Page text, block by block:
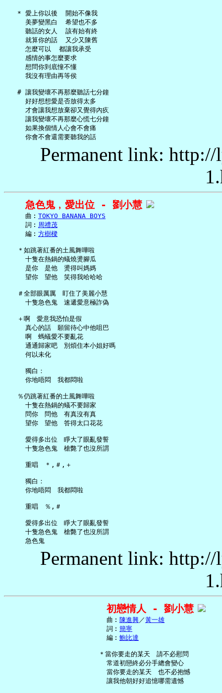
   * 愛上你以後  開始不像我
     美夢變黑白  希望也不多
     聽話的女人  該有始有終
     就算你的話  又少又陳舊
     怎麼可以  都讓我承受
     感情的事怎麼要求
     想問你到底憧不懂
     我沒有理由再等侯
   # 讓我變壞不再那麼聽話七分鐘
     好好想想愛是否放得太多
     才會讓我想放棄卻又覺得內疚
     讓我變壞不再那麼心慌七分鐘
     如果換個情人心會不會痛
Permanent link:
急色鬼﹐愛出位 - 劉小慧
     曲︰
TOKYO BANANA BOYS
     詞︰
周禮茂
     編︰
方樹樑
   ＊如跳著紅番的土風舞嘩啦
     十隻在熱鍋的蟻燒燙腳瓜
     是你　是他　燙得叫媽媽
     望你　望他　笑得我哈哈哈
   ＃全部眼厲厲　盯住了美麗小慧
     十隻急色鬼　速遞愛意極詐偽
   ＋啊　愛意我恐怕是假
     真心的話　願留待心中他咀巴
     啊　螞蟻愛不要亂花
     通通歸家吧　別煩住本小姐好嗎
     何以未化
     獨白：
     你地唔悶　我都悶啦
   ％仍跳著紅番的土風舞嘩啦
     十隻在熱鍋的蟻不要歸家
     問你　問他　有真沒有真
     望你　望他　答得太口花花
     愛得多出位　睜大了眼亂發誓
     十隻急色鬼　槍斃了也沒所謂
     重唱　＊,＃,＋
     獨白：
     你地唔悶　我都悶啦
     重唱　％,＃
     愛得多出位　睜大了眼亂發誓
     十隻急色鬼　槍斃了也沒所謂
Permanent link:
初戀情人 - 劉小慧
     曲︰
陳進興／黃一雄
     詞︰
簡寧
     編︰
鮑比達
   ＊當你要走的某天　請不必慰問
     常道初戀終必分手總會變心
     當你要走的某天　也不必抱憾
     讓我他朝好好追憶哪需遺憾